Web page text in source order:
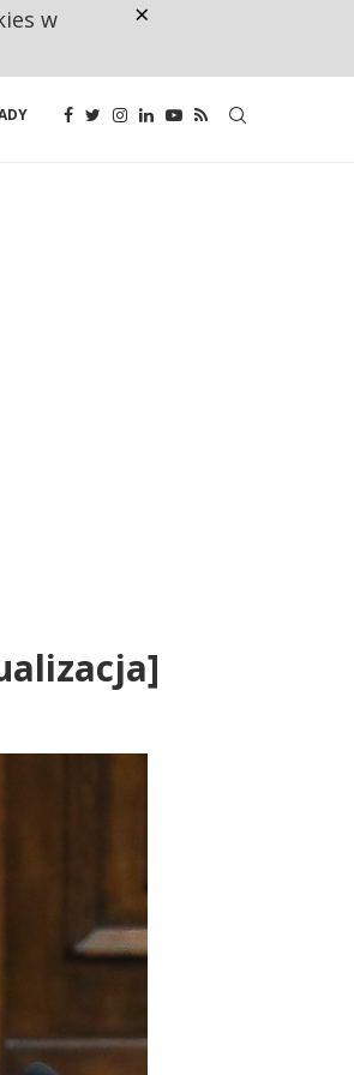
w
×